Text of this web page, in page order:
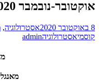
,מודעות עצמית,מזג אוויר